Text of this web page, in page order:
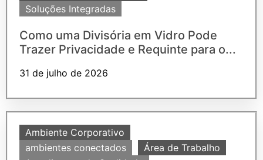
Soluções Integradas
Como uma Divisória em Vidro Pode
Trazer Privacidade e Requinte para o...
31 de julho de 2026
Ambiente Corporativo
ambientes conectados
Área de Trabalho